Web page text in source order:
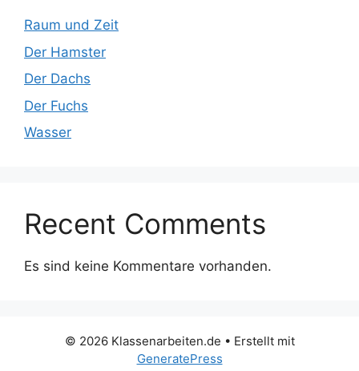
Raum und Zeit
Der Hamster
Der Dachs
Der Fuchs
Wasser
Recent Comments
Es sind keine Kommentare vorhanden.
© 2026 Klassenarbeiten.de • Erstellt mit
GeneratePress